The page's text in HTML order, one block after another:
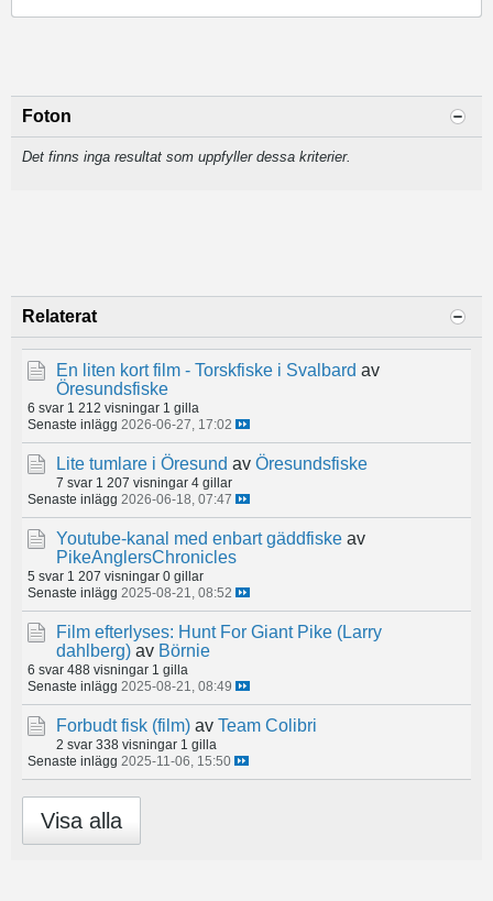
Foton
Det finns inga resultat som uppfyller dessa kriterier.
Relaterat
En liten kort film - Torskfiske i Svalbard av
Öresundsfiske
6 svar 1 212 visningar 1 gilla
Senaste inlägg 2026-06-27, 17:02
Lite tumlare i Öresund av Öresundsfiske
7 svar 1 207 visningar 4 gillar
Senaste inlägg 2026-06-18, 07:47
Youtube-kanal med enbart gäddfiske av
PikeAnglersChronicles
5 svar 1 207 visningar 0 gillar
Senaste inlägg 2025-08-21, 08:52
Film efterlyses: Hunt For Giant Pike (Larry
dahlberg) av Börnie
6 svar 488 visningar 1 gilla
Senaste inlägg 2025-08-21, 08:49
Forbudt fisk (film) av Team Colibri
2 svar 338 visningar 1 gilla
Senaste inlägg 2025-11-06, 15:50
Visa alla